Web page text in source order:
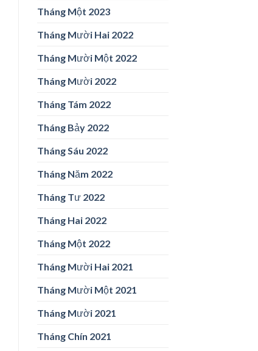
Tháng Một 2023
Tháng Mười Hai 2022
Tháng Mười Một 2022
Tháng Mười 2022
Tháng Tám 2022
Tháng Bảy 2022
Tháng Sáu 2022
Tháng Năm 2022
Tháng Tư 2022
Tháng Hai 2022
Tháng Một 2022
Tháng Mười Hai 2021
Tháng Mười Một 2021
Tháng Mười 2021
Tháng Chín 2021